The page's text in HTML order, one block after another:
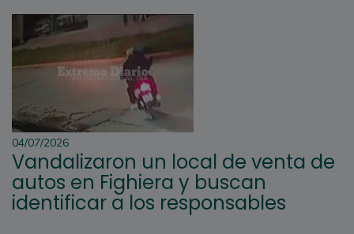
04/07/2026
Vandalizaron un local de venta de
autos en Fighiera y buscan
identificar a los responsables